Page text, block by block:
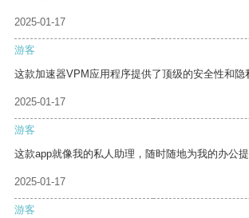
2025-01-17
游客
这款加速器VPM应用程序提供了顶级的安全性和隐
2025-01-17
游客
这款app就像我的私人助理，随时随地为我的办公提
2025-01-17
游客